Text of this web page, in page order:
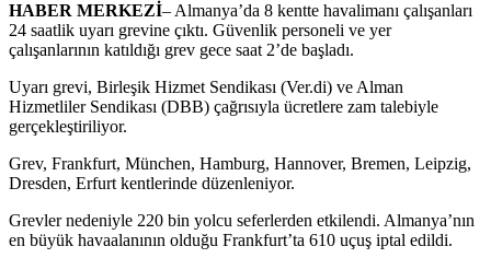
HABER MERKEZİ– Almanya’da 8 kentte havalimanı çalışanları
24 saatlik uyarı grevine çıktı. Güvenlik personeli ve yer
çalışanlarının katıldığı grev gece saat 2’de başladı.
Uyarı grevi, Birleşik Hizmet Sendikası (Ver.di) ve Alman
Hizmetliler Sendikası (DBB) çağrısıyla ücretlere zam talebiyle
gerçekleştiriliyor.
Grev, Frankfurt, München, Hamburg, Hannover, Bremen, Leipzig,
Dresden, Erfurt kentlerinde düzenleniyor.
Grevler nedeniyle 220 bin yolcu seferlerden etkilendi. Almanya’nın
en büyük havaalanının olduğu Frankfurt’ta 610 uçuş iptal edildi.